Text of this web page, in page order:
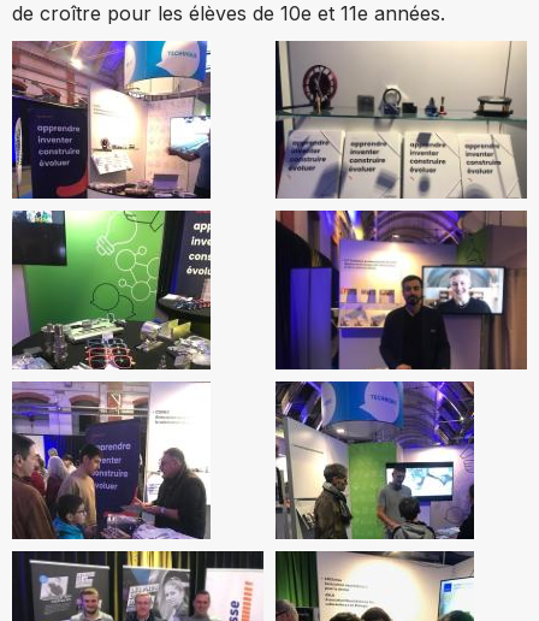
de croître pour les élèves de 10e et 11e années.